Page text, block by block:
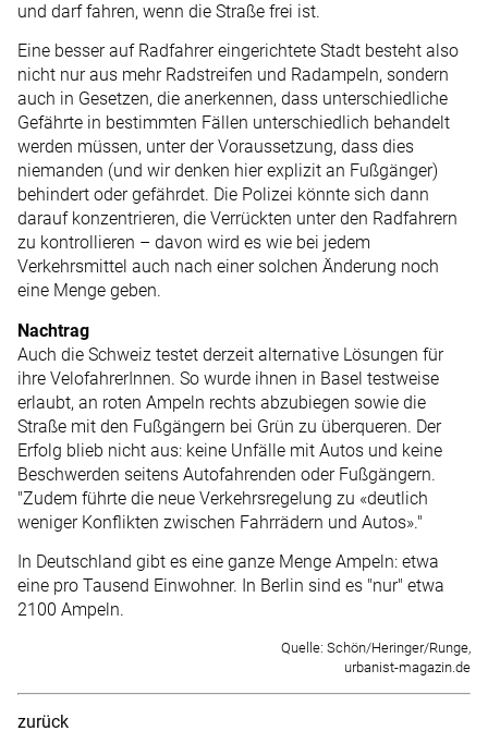
und darf fahren, wenn die Straße frei ist.
Eine besser auf Radfahrer eingerichtete Stadt besteht also
nicht nur aus mehr Radstreifen und Rad­ampeln, sondern
auch in Gesetzen, die anerkennen, dass unterschiedliche
Gefährte in bestimmten Fällen unterschiedlich behandelt
werden müssen, unter der Voraussetzung, dass dies
niemanden (und wir denken hier explizit an Fußgänger)
behindert oder gefährdet. Die Polizei könnte sich dann
darauf konzentrieren, die Verrückten unter den Radfahrern
zu kontrollieren – davon wird es wie bei jedem
Verkehrsmittel auch nach einer solchen Änderung noch
eine Menge geben.
Nachtrag
Auch die Schweiz testet derzeit alternative Lösungen für
ihre VelofahrerInnen. So wurde ihnen in Basel testweise
erlaubt, an roten Ampeln rechts abzubiegen sowie die
Straße mit den Fußgängern bei Grün zu überqueren. Der
Erfolg blieb nicht aus: keine Unfälle mit Autos und keine
Beschwerden seitens Autofahrenden oder Fußgängern.
"Zudem führte die neue Verkehrsregelung zu «deutlich
weniger Konflikten zwischen Fahrrädern und Autos»."
In Deutschland gibt es eine ganze Menge Ampeln: etwa
eine pro Tausend Einwohner. In Berlin sind es "nur" etwa
2100 Ampeln.
Quelle: Schön/Heringer/Runge,
urbanist-magazin.de
zurück